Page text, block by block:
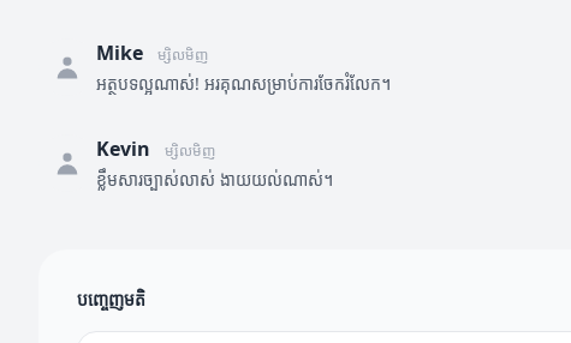
Mike ម្សិលមិញ
អត្ថបទល្អណាស់! អរគុណសម្រាប់ការចែករំលែក។
Kevin ម្សិលមិញ
ខ្លឹមសារច្បាស់លាស់ ងាយយល់ណាស់។
បញ្ចេញមតិ